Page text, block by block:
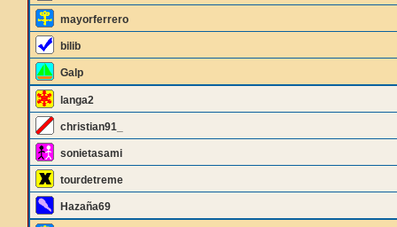
mayorferrero
bilib
Galp
langa2
christian91_
sonietasami
tourdetreme
Hazaña69